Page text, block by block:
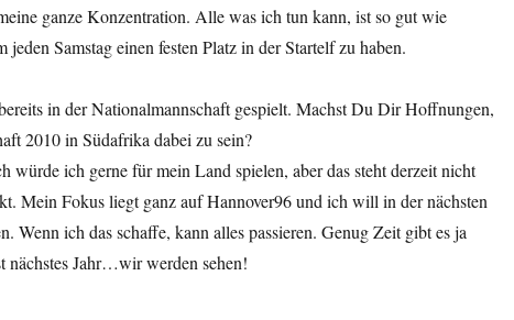
ganze Konzentration. Alle was ich tun kann, ist so gut wie
jeden Samstag einen festen Platz in der Startelf zu haben.
in der Nationalmannschaft gespielt. Machst Du Dir Hoffnungen,
2010 in Südafrika dabei zu sein?
würde ich gerne für mein Land spielen, aber das steht derzeit nicht
Mein Fokus liegt ganz auf Hannover96 und ich will in der nächsten
Wenn ich das schaffe, kann alles passieren. Genug Zeit gibt es ja
nächstes Jahr…wir werden sehen!